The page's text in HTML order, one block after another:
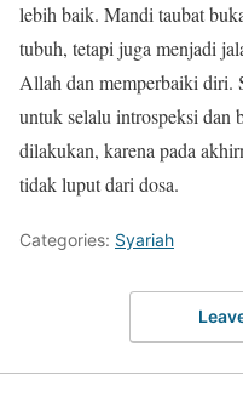
lebih baik. Mandi taubat
tubuh, tetapi juga menjadi
Allah dan memperbaiki diri.
untuk selalu introspeksi dan
dilakukan, karena pada
tidak luput dari dosa.
Categories: Syariah